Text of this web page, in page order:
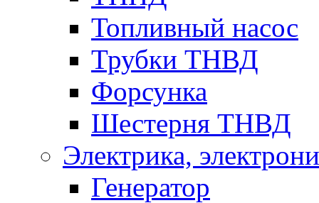
Топливный насос
Трубки ТНВД
Форсунка
Шестерня ТНВД
Электрика,
Генератор